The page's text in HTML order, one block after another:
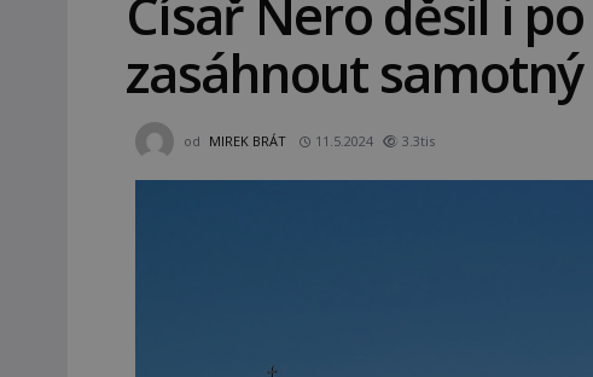
Císař Nero děsil i
zasáhnout samotný
od MIREK BRÁT 11.5.2024 3.3tis